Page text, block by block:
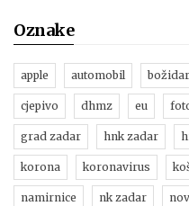
Oznake
apple automobil
cjepivo dhmz eu
grad zadar hnk zadar
korona koronavirus
namirnice nk zadar